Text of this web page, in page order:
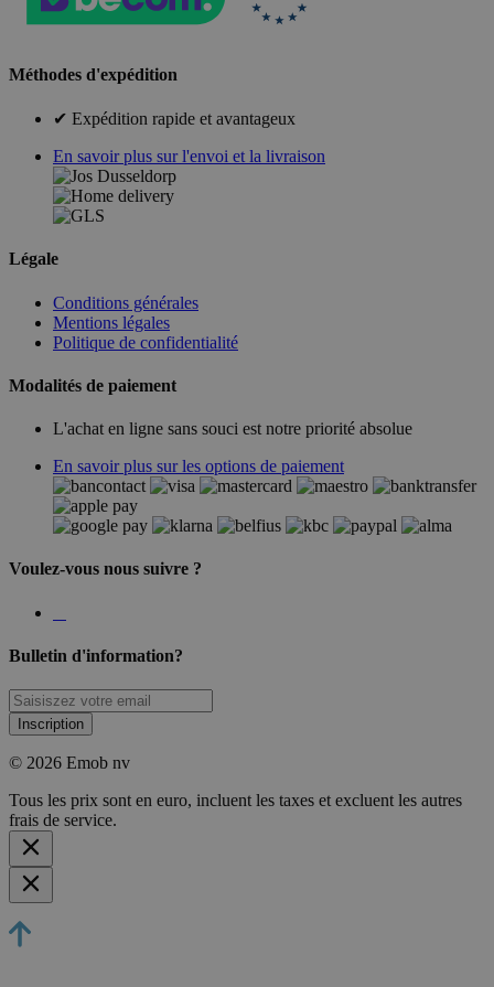
Méthodes d'expédition
✔ Expédition rapide et avantageux
En savoir plus sur l'envoi et la livraison
Légale
Conditions générales
Mentions légales
Politique de confidentialité
Modalités de paiement
L'achat en ligne sans souci est notre priorité absolue
En savoir plus sur les options de paiement
Voulez-vous nous suivre ?
Bulletin d'information?
Inscription
© 2026 Emob nv
Tous les prix sont en euro, incluent les taxes et excluent les autres
frais de service.